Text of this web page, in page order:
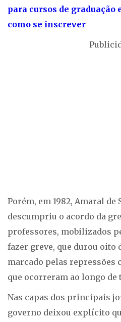
para cursos de graduação
como se inscrever
Porém, em 1982, Amaral de
descumpriu o acordo da
professores, mobilizados
fazer greve, que durou oito
marcado pelas repressões
que ocorreram ao longo de
Nas capas dos principais
governo deixou explícito